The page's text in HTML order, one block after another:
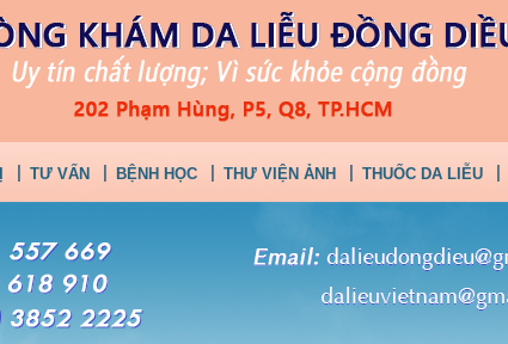
TƯ VẤN BỆNH HỌC THƯ VIỆN ẢNH THUỐC DA LIỄU